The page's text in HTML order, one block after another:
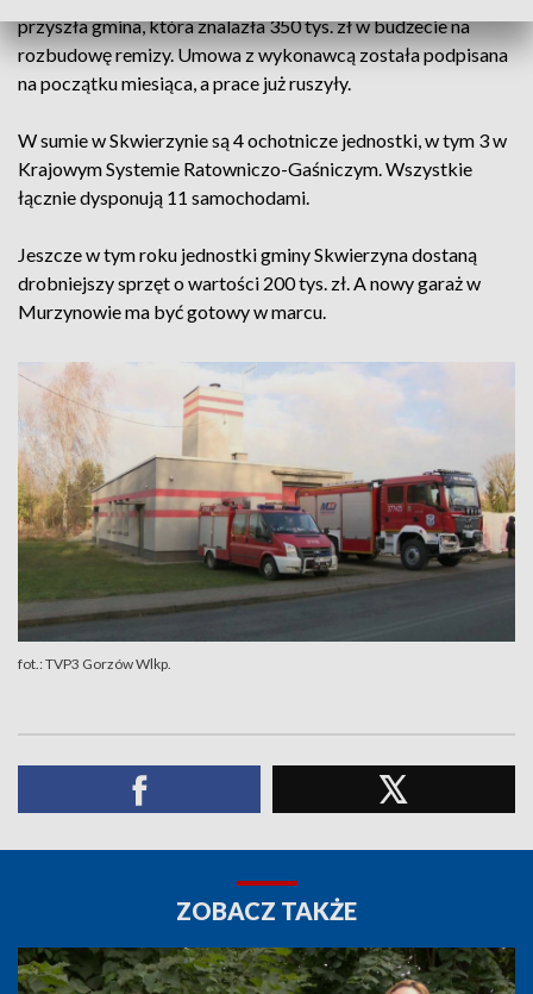
przyszła gmina, która znalazła 350 tys. zł w budżecie na
rozbudowę remizy. Umowa z wykonawcą została podpisana
na początku miesiąca, a prace już ruszyły.
W sumie w Skwierzynie są 4 ochotnicze jednostki, w tym 3 w
Krajowym Systemie Ratowniczo-Gaśniczym. Wszystkie
łącznie dysponują 11 samochodami.
Jeszcze w tym roku jednostki gminy Skwierzyna dostaną
drobniejszy sprzęt o wartości 200 tys. zł. A nowy garaż w
Murzynowie ma być gotowy w marcu.
fot.: TVP3 Gorzów Wlkp.
ZOBACZ TAKŻE